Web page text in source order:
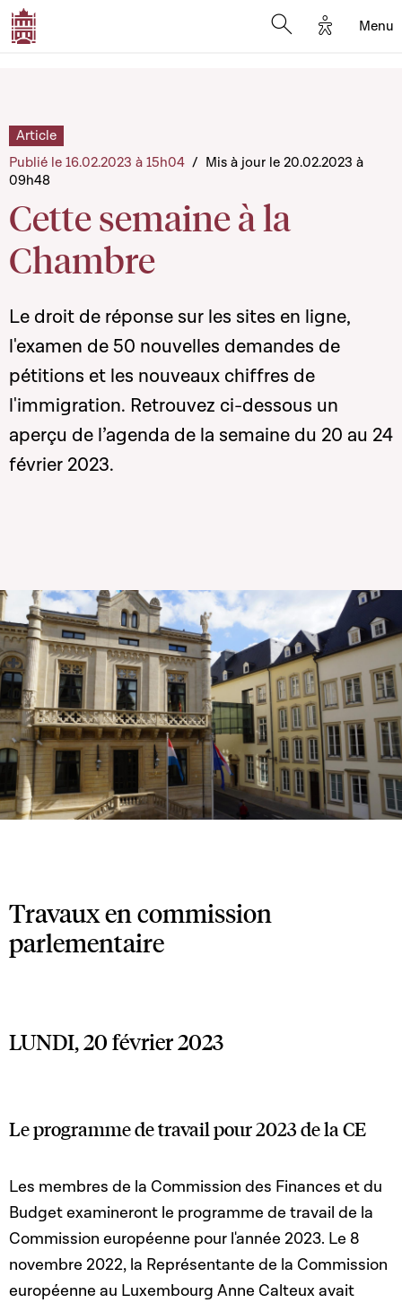
Options
Menu
Cette semaine à la
Chambre
Article
Publié le 16.02.2023 à 15h04 / Mis à jour le 20.02.2023 à
09h48
Le droit de réponse sur les sites en ligne,
l'examen de 50 nouvelles demandes de
pétitions et les nouveaux chiffres de
l'immigration. Retrouvez ci-dessous un
aperçu de l’agenda de la semaine du 20 au 24
février 2023.
Travaux en commission
parlementaire
LUNDI, 20 février 2023
Le programme de travail pour 2023 de la CE
Les membres de la Commission des Finances et du
Budget examineront le programme de travail de la
Commission européenne pour l'année 2023. Le 8
novembre 2022, la Représentante de la Commission
européenne au Luxembourg Anne Calteux avait